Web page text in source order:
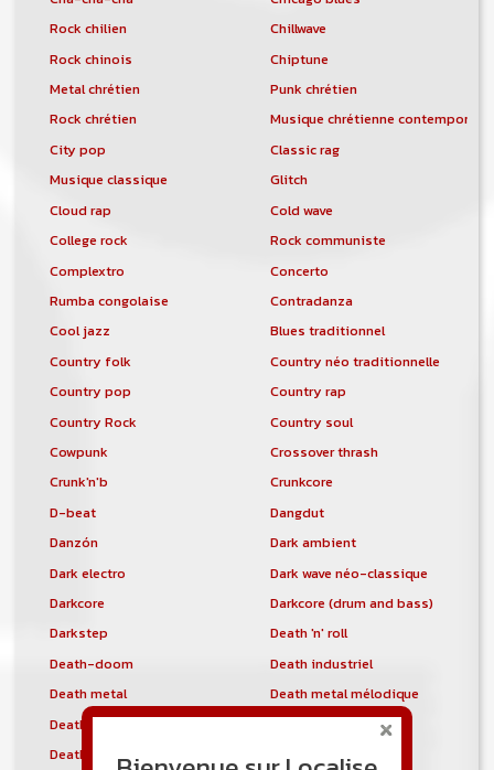
Rock chilien
Chillwave
Rock chinois
Chiptune
Metal chrétien
Punk chrétien
Rock chrétien
Musique chrétienne
City pop
Classic rag
Musique classique
Glitch
Cloud rap
Cold wave
College rock
Rock communiste
Complextro
Concerto
Rumba congolaise
Contradanza
Cool jazz
Blues traditionnel
Country folk
Country néo traditionnelle
Country pop
Country rap
Country Rock
Country soul
Cowpunk
Crossover thrash
Crunk'n'b
Crunkcore
D-beat
Dangdut
Danzón
Dark ambient
Dark electro
Dark wave néo-classique
Darkcore
Darkcore (drum and bass)
Darkstep
Death 'n' roll
Death-doom
Death industriel
Death metal
Death metal mélodique
Death metal technique
Deathcore
Deathcountry
Deathgrind